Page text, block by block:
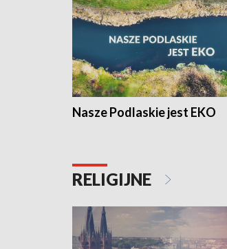
Nasze Podlaskie jest EKO
RELIGIJNE